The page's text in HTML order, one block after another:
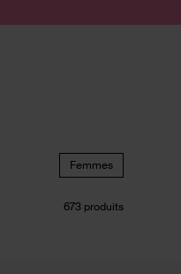
Femmes
673 produits